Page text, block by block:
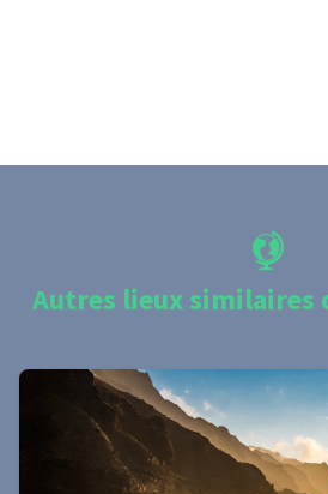
Autres lieux similaires